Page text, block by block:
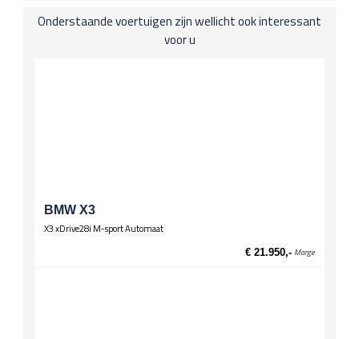
Open dak, electro-hydraulisch (bij stoffen dak)
Onderstaande voertuigen zijn wellicht ook interessant
voor u
BMW X3
X3 xDrive28i M-sport Automaat
€ 21.950,- Marge